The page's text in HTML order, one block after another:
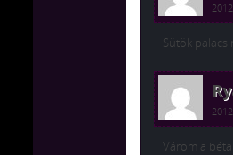
Sütök
Várom a